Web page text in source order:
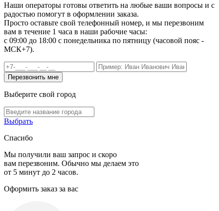
Наши операторы готовы ответить на любые ваши вопросы и с
радостью помогут в оформлении заказа.
Просто оставьте свой телефонный номер, и мы перезвоним
вам в течение 1 часа в наши рабочие часы:
c 09:00 до 18:00 с понедельника по пятницу (часовой пояс -
МСК+7).
Выберите свой город
Выбрать
Спасибо
Мы получили ваш запрос и скоро
вам перезвоним. Обычно мы делаем это
от 5 минут до 2 часов.
Оформить заказ за вас